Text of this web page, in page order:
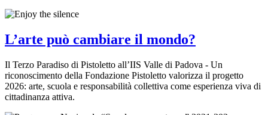
L’arte può cambiare il mondo?
Il Terzo Paradiso di Pistoletto all’IIS Valle di Padova - Un
riconoscimento della Fondazione Pistoletto valorizza il progetto
2026: arte, scuola e responsabilità collettiva come esperienza viva di
cittadinanza attiva.